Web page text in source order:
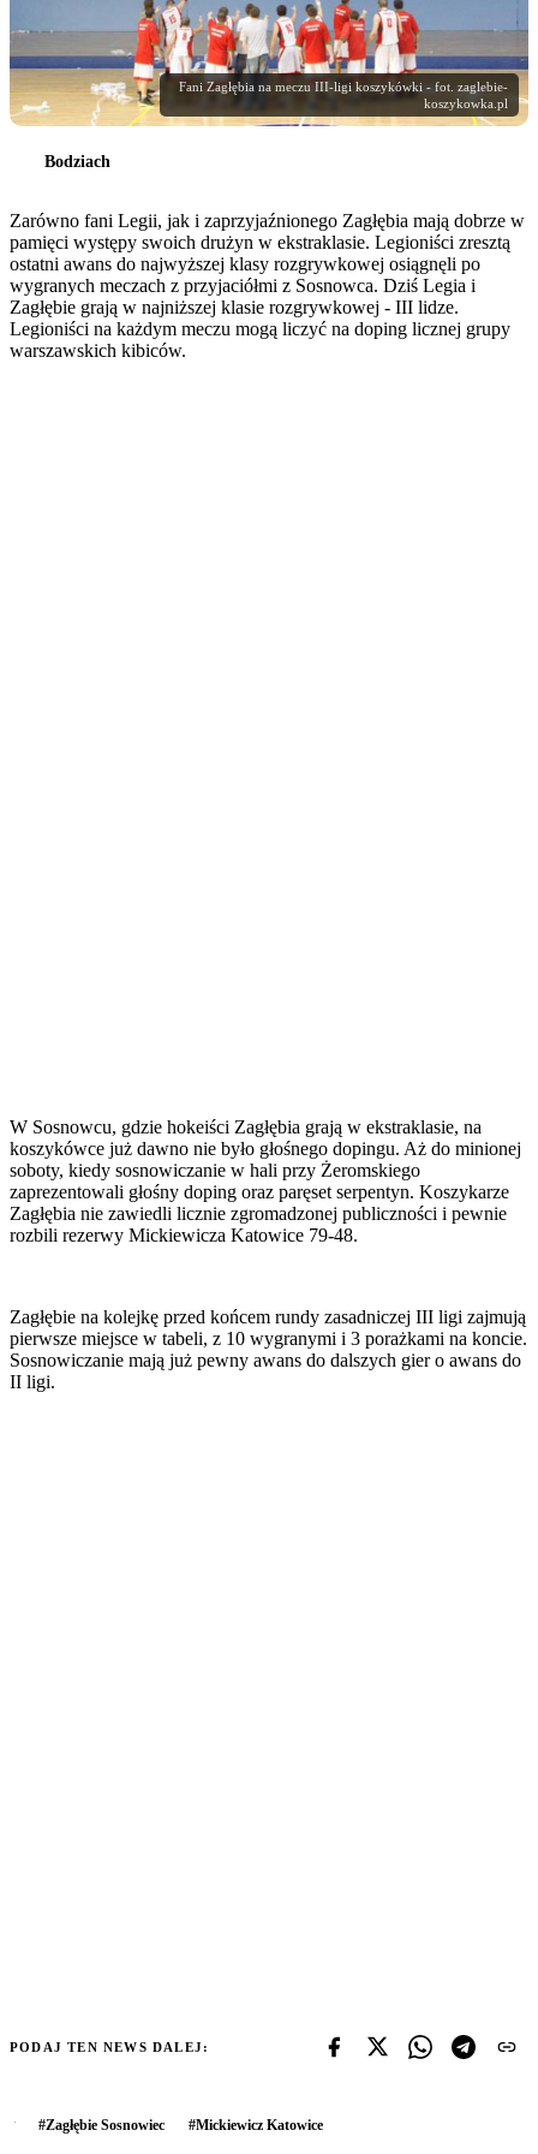
Fani Zagłębia na meczu III-ligi koszykówki - fot. zaglebie-
koszykowka.pl
Bodziach
Zarówno fani Legii, jak i zaprzyjaźnionego Zagłębia mają dobrze w
pamięci występy swoich drużyn w ekstraklasie. Legioniści zresztą
ostatni awans do najwyższej klasy rozgrywkowej osiągnęli po
wygranych meczach z przyjaciółmi z Sosnowca. Dziś Legia i
Zagłębie grają w najniższej klasie rozgrywkowej - III lidze.
Legioniści na każdym meczu mogą liczyć na doping licznej grupy
warszawskich kibiców.
W Sosnowcu, gdzie hokeiści Zagłębia grają w ekstraklasie, na
koszykówce już dawno nie było głośnego dopingu. Aż do minionej
soboty, kiedy sosnowiczanie w hali przy Żeromskiego
zaprezentowali głośny doping oraz paręset serpentyn. Koszykarze
Zagłębia nie zawiedli licznie zgromadzonej publiczności i pewnie
rozbili rezerwy Mickiewicza Katowice 79-48.
Zagłębie na kolejkę przed końcem rundy zasadniczej III ligi zajmują
pierwsze miejsce w tabeli, z 10 wygranymi i 3 porażkami na koncie.
Sosnowiczanie mają już pewny awans do dalszych gier o awans do
II ligi.
PODAJ TEN NEWS DALEJ:
#Zagłębie Sosnowiec #Mickiewicz Katowice